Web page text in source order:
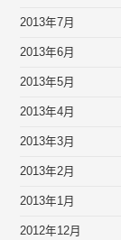
2013年7月
2013年6月
2013年5月
2013年4月
2013年3月
2013年2月
2013年1月
2012年12月